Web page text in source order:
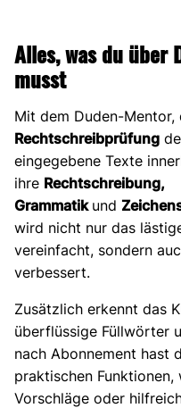
Alles, was du über
musst
Mit dem Duden-Mentor,
Rechtschreibprüfung
eingegebene Texte
ihre Rechtschreibung,
Grammatik und
wird nicht nur das
vereinfacht, sondern
verbessert.
Zusätzlich erkennt das
überflüssige Füllwörter
nach Abonnement hast
praktischen
Vorschläge oder